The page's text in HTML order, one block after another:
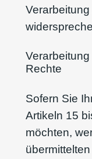
Rechte
Sofern Sie
Artikeln 15
möchten,